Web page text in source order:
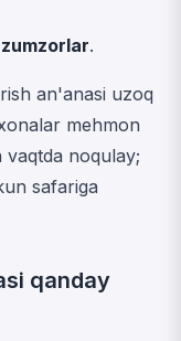
.
an'anasi uzoq
mehmon
vaqtda noqulay;
safariga
qanday